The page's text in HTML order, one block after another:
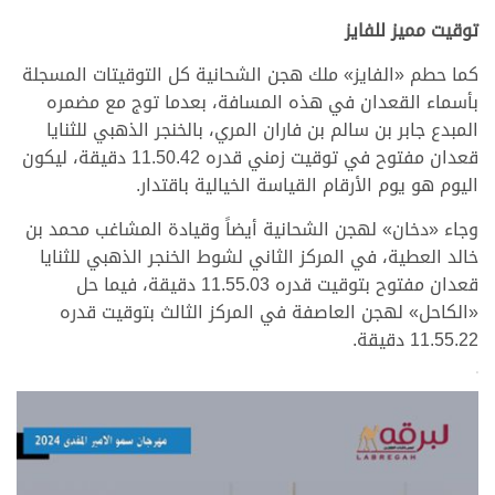
توقيت مميز للفايز
كما حطم «الفايز» ملك هجن الشحانية كل التوقيتات المسجلة
بأسماء القعدان في هذه المسافة، بعدما توج مع مضمره
المبدع جابر بن سالم بن فاران المري، بالخنجر الذهبي للثنايا
قعدان مفتوح في توقيت زمني قدره 11.50.42 دقيقة، ليكون
اليوم هو يوم الأرقام القياسة الخيالية باقتدار.
وجاء «دخان» لهجن الشحانية أيضاً وقيادة المشاغب محمد بن
خالد العطية، في المركز الثاني لشوط الخنجر الذهبي للثنايا
قعدان مفتوح بتوقيت قدره 11.55.03 دقيقة، فيما حل
«الكاحل» لهجن العاصفة في المركز الثالث بتوقيت قدره
11.55.22 دقيقة.
>